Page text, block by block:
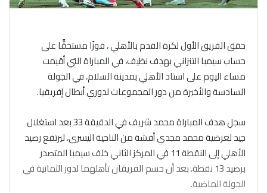
حقق الفريق الأول لكرة القدم بالأهلي ، فوزًا مستحقًّا على
حساب سيمبا التنزاني بهدف نظيف، في المباراة التي أقيمت
مساء اليوم على استاد الأهلي بمدينة السلام، في الجولة
السادسة والأخيرة من دور المجموعات لدوري أبطال إفريقيا.
سجل هدف المباراة محمد شريف في الدقيقة 33 بعد استغلال
جيد لعرضية محمد مجدي أفشة من الناحية اليسرى، ليرتفع رصيد
الأهلي إلى النقطة 11 في المركز الثاني خلف سيمبا المتصدر
برصيد 13 نقطة، بعد أن حسم الفريقان تأهلهما لدور الثمانية في
الجولة الماضية.